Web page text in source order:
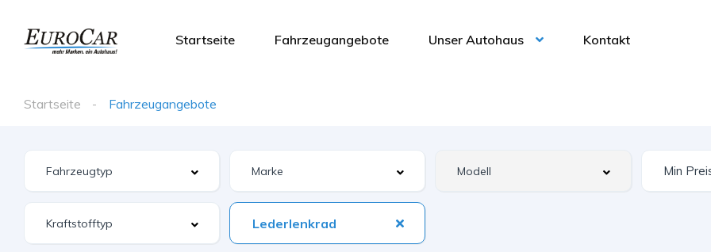
Startseite Fahrzeugangebote Unser Autohaus Kontakt
Startseite Fahrzeugangebote
Lederlenkrad